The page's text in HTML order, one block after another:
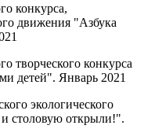
конкурса,
движения "Азбука
творческого конкурса
детей". Январь 2021
экологического
столовую открыли!".